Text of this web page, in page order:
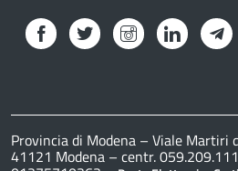
Facebook Twitter InstagramLinkedIn
Provincia di Modena – Viale Martiri
41121 Modena – centr. 059.209.111